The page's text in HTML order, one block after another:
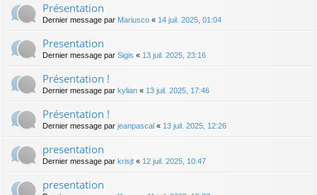
Présentation
Dernier message par Mariusco « 14 juil. 2025, 01:04
Presentation
Dernier message par Sigis « 13 juil. 2025, 23:16
Présentation !
Dernier message par kylian « 13 juil. 2025, 17:46
Présentation !
Dernier message par jeanpascal « 13 juil. 2025, 12:26
presentation
Dernier message par krisjt « 12 juil. 2025, 10:47
presentation